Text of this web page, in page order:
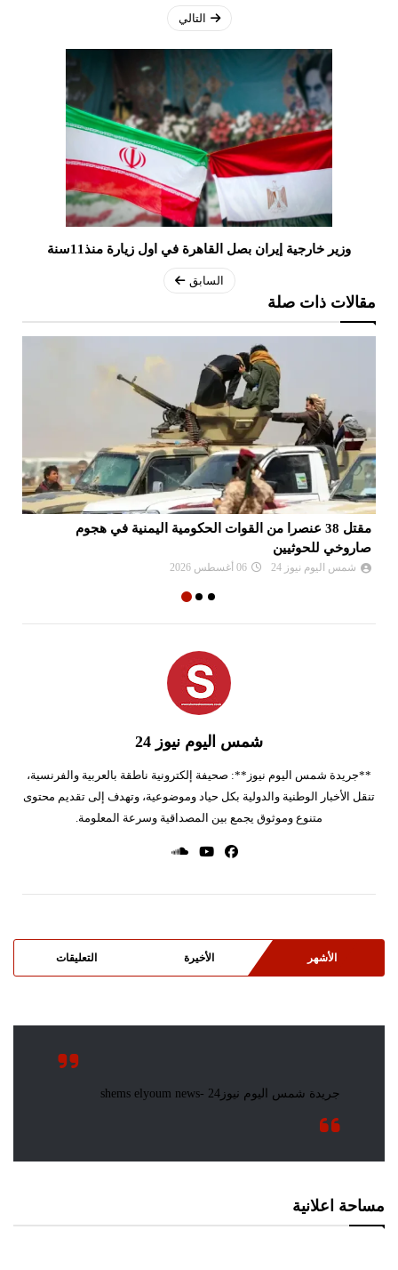
التالي
وزير خارجية إيران بصل القاهرة في اول زيارة منذ11سنة
السابق
مقالات ذات صلة
مقتل 38 عنصرا من القوات الحكومية اليمنية في هجوم
صاروخي للحوثيين
شمس اليوم نيوز 24 06 أغسطس 2026
شمس اليوم نيوز 24
**جريدة شمس اليوم نيوز**: صحيفة إلكترونية ناطقة بالعربية والفرنسية،
تنقل الأخبار الوطنية والدولية بكل حياد وموضوعية، وتهدف إلى تقديم محتوى
متنوع وموثوق يجمع بين المصداقية وسرعة المعلومة.
الأشهر الأخيرة التعليقات
مساحة اعلانية